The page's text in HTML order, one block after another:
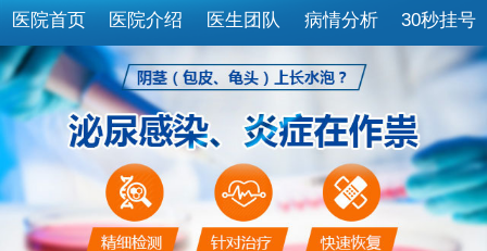
医院首页 医院介绍 医生团队 病情分析 30秒挂号